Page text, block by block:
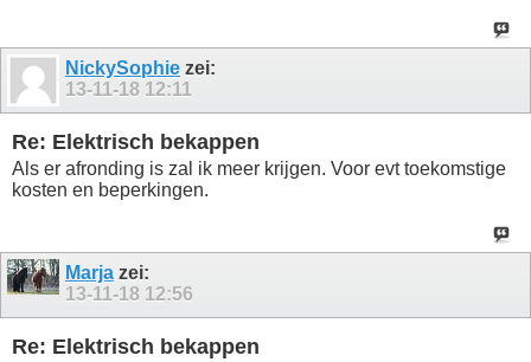
NickySophie zei:
13-11-18 12:11
Re: Elektrisch bekappen
Als er afronding is zal ik meer krijgen. Voor evt toekomstige
kosten en beperkingen.
Marja zei:
13-11-18 12:56
Re: Elektrisch bekappen